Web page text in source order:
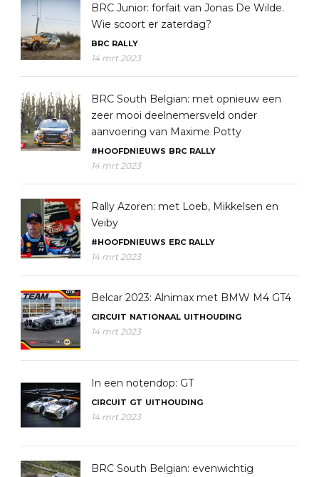
BRC Junior: forfait van Jonas De Wilde.
Wie scoort er zaterdag?
BRC RALLY
14 mrt 2023
BRC South Belgian: met opnieuw een
zeer mooi deelnemersveld onder
aanvoering van Maxime Potty
#HOOFDNIEUWS BRC RALLY
14 mrt 2023
Rally Azoren: met Loeb, Mikkelsen en
Veiby
#HOOFDNIEUWS ERC RALLY
14 mrt 2023
Belcar 2023: Alnimax met BMW M4 GT4
CIRCUIT NATIONAAL UITHOUDING
14 mrt 2023
In een notendop: GT
CIRCUIT GT UITHOUDING
14 mrt 2023
BRC South Belgian: evenwichtig